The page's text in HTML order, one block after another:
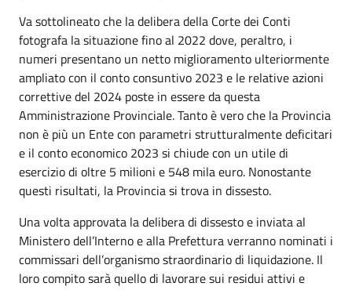
Va sottolineato che la delibera della Corte dei Conti
fotografa la situazione fino al 2022 dove, peraltro, i
numeri presentano un netto miglioramento ulteriormente
ampliato con il conto consuntivo 2023 e le relative azioni
correttive del 2024 poste in essere da questa
Amministrazione Provinciale. Tanto è vero che la Provincia
non è più un Ente con parametri strutturalmente deficitari
e il conto economico 2023 si chiude con un utile di
esercizio di oltre 5 milioni e 548 mila euro. Nonostante
questi risultati, la Provincia si trova in dissesto.
Una volta approvata la delibera di dissesto e inviata al
Ministero dell’Interno e alla Prefettura verranno nominati i
commissari dell’organismo straordinario di liquidazione. Il
loro compito sarà quello di lavorare sui residui attivi e